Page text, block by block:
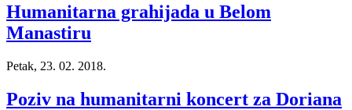
Humanitarna grahijada u Belom
Manastiru
Petak, 23. 02. 2018.
Poziv na humanitarni koncert za Doriana